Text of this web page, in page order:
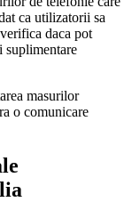
ca utilizatorii sa
daca pot
suplimentare
masurilor
o comunicare